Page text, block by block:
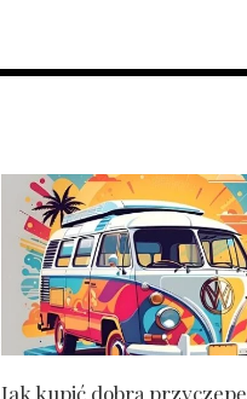
Jak kupić dobrą przyczepę